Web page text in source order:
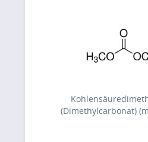
(Dimethylcarbonat)